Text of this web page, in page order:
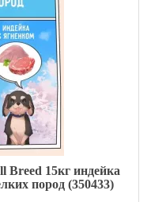
15кг индейка
пород (350433)